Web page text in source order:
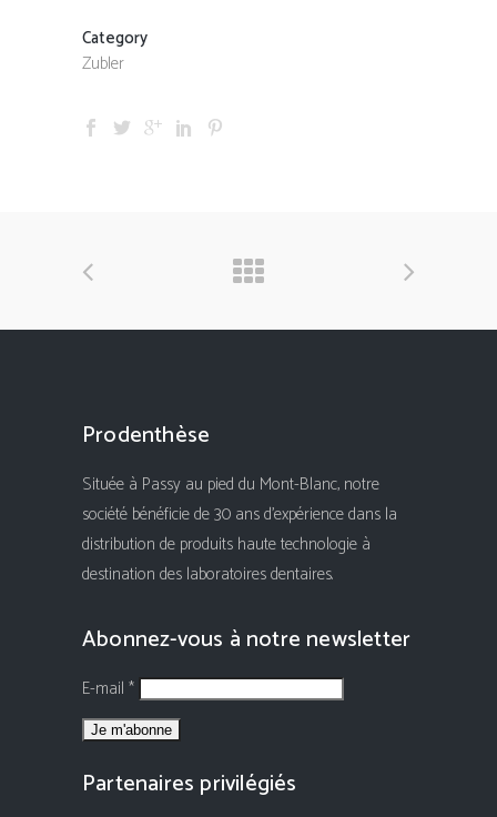
Category
Zubler
Prodenthèse
Située à Passy au pied du Mont-Blanc, notre
société bénéficie de 30 ans d'expérience dans la
distribution de produits haute technologie à
destination des laboratoires dentaires.
Abonnez-vous à notre newsletter
E-mail *
Partenaires privilégiés